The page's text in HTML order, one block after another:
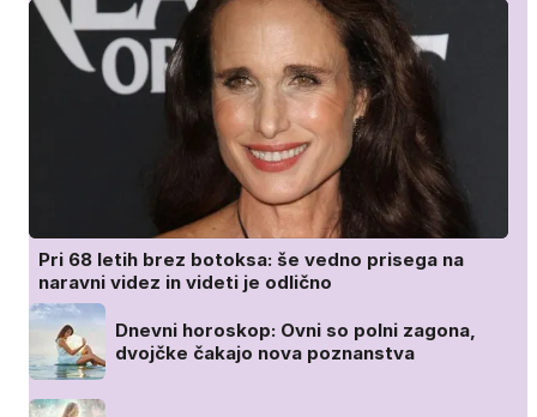
Pri 68 letih brez botoksa: še vedno prisega na
naravni videz in videti je odlično
Dnevni horoskop: Ovni so polni zagona,
dvojčke čakajo nova poznanstva